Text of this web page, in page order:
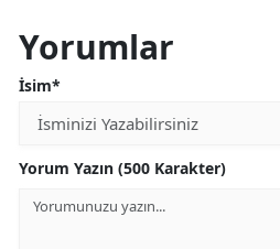
Yorumlar
İsim*
Yorum Yazın (500 Karakter)